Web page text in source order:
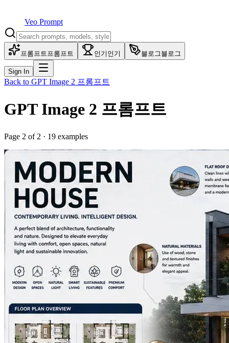
Veo Prompt
프롬프트프롬프트 인기 인기 블로그블로그
Sign In
Back to GPT Image 2 프롬프트
GPT Image 2 프롬프트
Page 2 of 2 · 19 examples